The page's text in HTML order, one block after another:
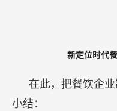
新定位时代
在此，把餐饮企
小结：